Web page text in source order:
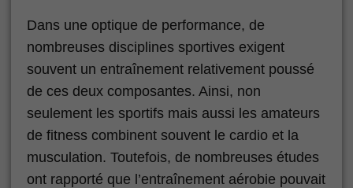
Dans une optique de performance, de
nombreuses disciplines sportives exigent
souvent un entraînement relativement poussé
de ces deux composantes. Ainsi, non
seulement les sportifs mais aussi les amateurs
de fitness combinent souvent le cardio et la
musculation. Toutefois, de nombreuses études
ont rapporté que l’entraînement aérobie pouvait